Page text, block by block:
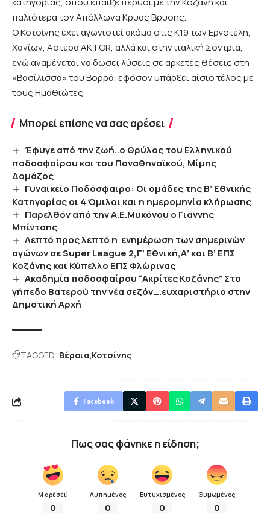
παλιότερα τον Απόλλωνα Κρύας Βρύσης.
Ο Κοτσίνης έχει αγωνιστεί ακόμα στις Κ19 των Εργοτέλη,
Χανίων, Αστέρα AKTOR, αλλά και στην ιταλική Σόντρια,
ενώ αναμένεται να δώσει λύσεις σε αρκετές θέσειςστη
«Βασίλισσα» του Βορρά, εφόσον υπάρξει αίσιο τέλος με
τους Ημαθιώτες.
Μπορεί επίσης να σας αρέσει
Έφυγε από την ζωή..ο Θρύλος του Ελληνικού
ποδοσφαίρου και του Παναθηναϊκού, Μίμης
Δομάζος
Γυναικείο Ποδόσφαιρο: Οι ομάδες της Β’ Εθνικής
Κατηγορίας οι 4 Όμιλοι και η ημερομηνία κλήρωσης
Παρελθόν από την Α.Ε.Μυκόνου ο Γιάννης
Μπίντσης
Λεπτό προς λεπτό η ενημέρωση των σημερινών
αγώνων σε Super League 2,Γ’ Εθνική,Α’ και Β’ ΕΠΣ
Κοζάνης και Κύπελλο ΕΠΣ Φλώρινας
Ακαδημία ποδοσφαίρου “Ακρίτες Κοζάνης” Στο
γήπεδο Βατερού την νέα σεζόν….ευχαριστήριο στην
Δημοτική Αρχή
TAGGED: Βέροια Κοτσίνης
Facebook
Πως σας φάνηκε η είδηση;
Μ αρέσει!
0
Λυπημένος
0
Ευτυχισμένος
0
Θυμωμένος
0